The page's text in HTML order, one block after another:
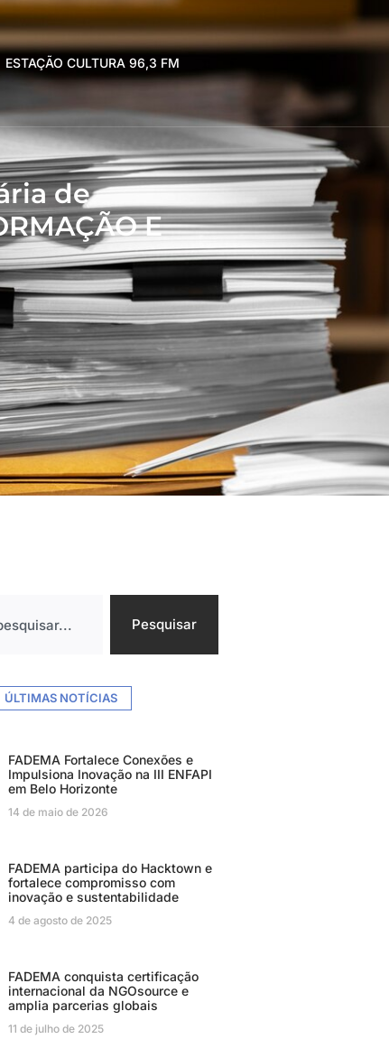
ESTAÇÃO CULTURA 96,3 FM
de
E
Pesquisar
ÚLTIMAS NOTÍCIAS
FADEMA Fortalece Conexões e
Impulsiona Inovação na III ENFAPI
em Belo Horizonte
14 de maio de 2026
FADEMA participa do Hacktown e
fortalece compromisso com
inovação e sustentabilidade
4 de agosto de 2025
FADEMA conquista certificação
internacional da NGOsource e
amplia parcerias globais
11 de julho de 2025